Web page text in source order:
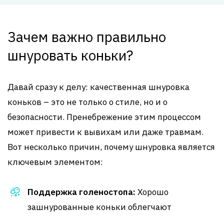
Зачем важно правильно
шнуровать коньки?
Давай сразу к делу: качественная шнуровка
коньков – это не только о стиле, но и о
безопасности. Пренебрежение этим процессом
может привести к вывихам или даже травмам.
Вот несколько причин, почему шнуровка является
ключевым элементом:
Поддержка голеностопа: Хорошо
зашнурованные коньки облегчают